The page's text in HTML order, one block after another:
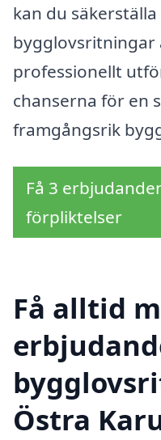
kan du
bygglovsritningar
professionellt
chanserna för en
framgångsrik
Få 3
förpliktelser
Få alltid
Östra